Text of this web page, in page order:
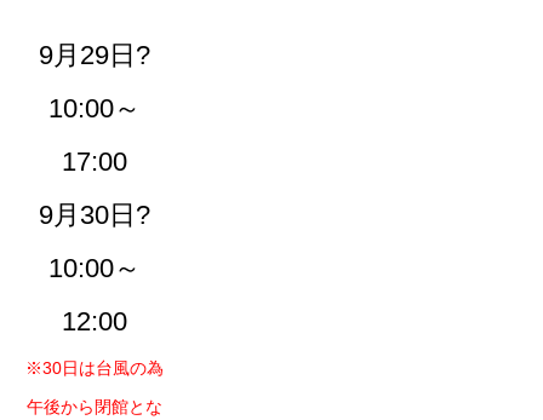
9月29日?
10:00～
17:00
9月30日?
10:00～
12:00
※30日は台風の為
午後から閉館とな